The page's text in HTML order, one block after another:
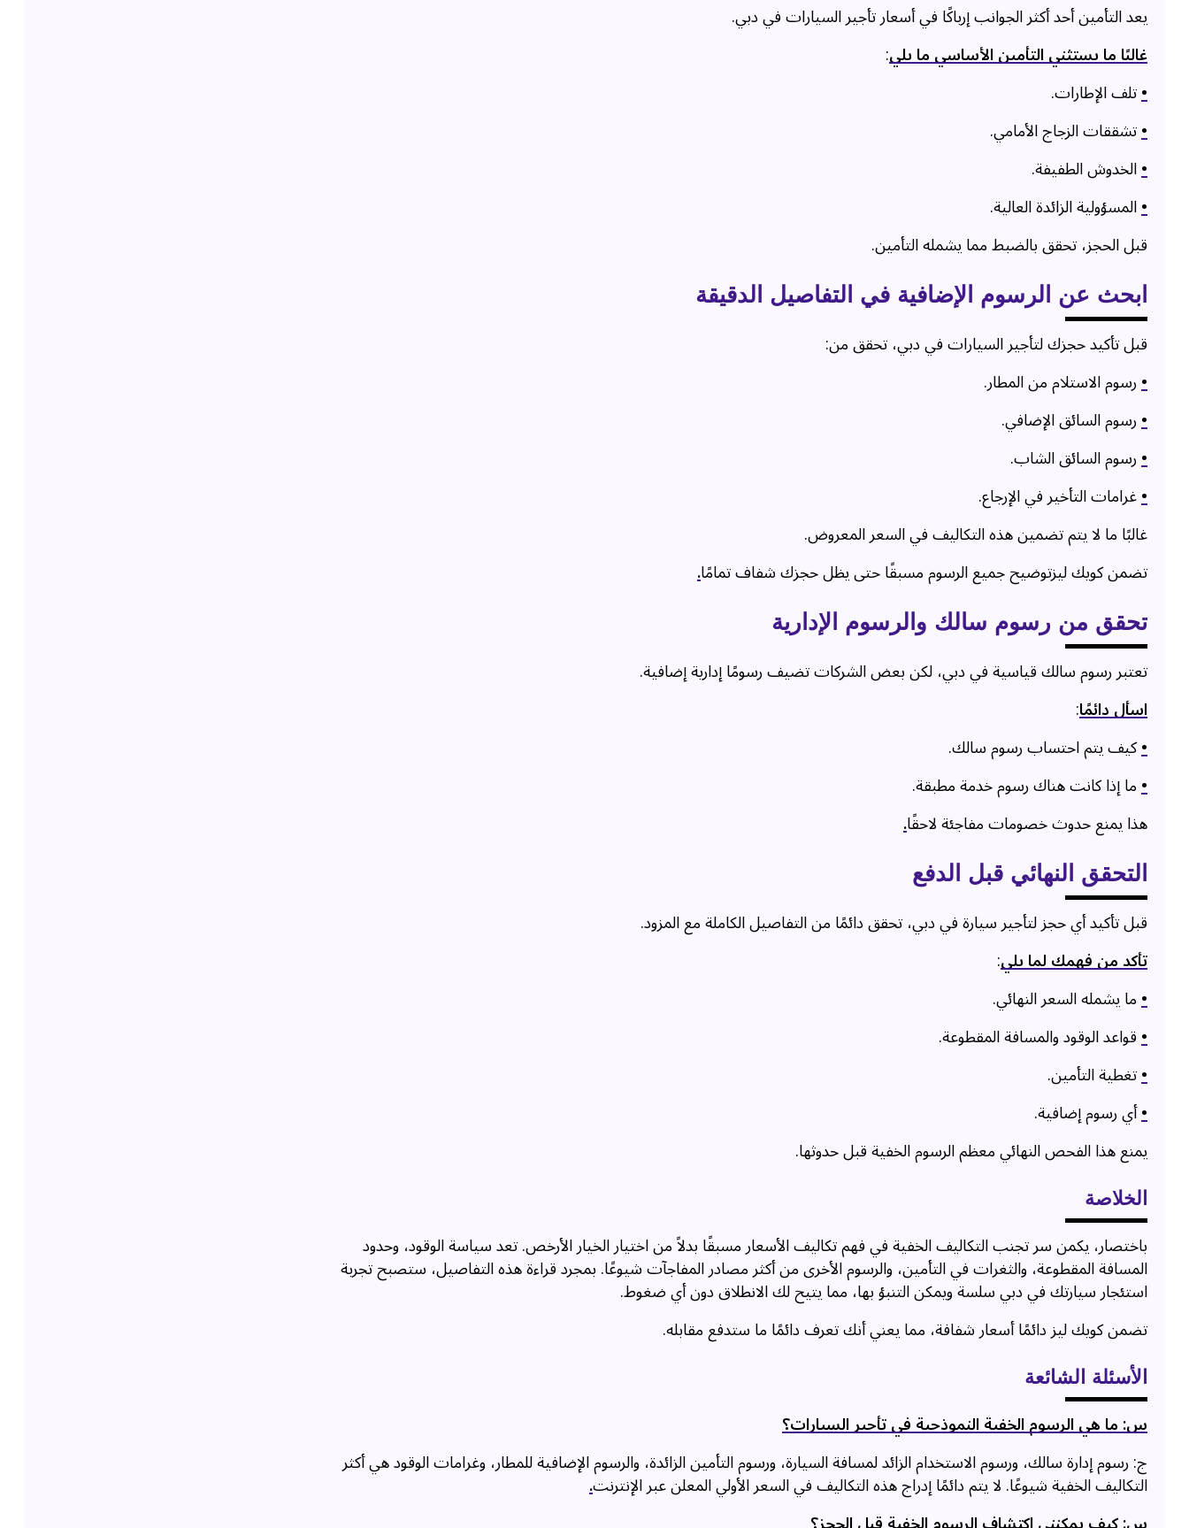
يعد التأمين أحد أكثر الجوانب إرباكًا في أسعار تأجير السيارات في دبي.
غالبًا ما يستثني التأمين الأساسي ما يلي:
•تلف الإطارات.
•تشققات الزجاج الأمامي.
•الخدوش الطفيفة.
•المسؤولية الزائدة العالية.
قبل الحجز، تحقق بالضبط مما يشمله التأمين.
ابحث عن الرسوم الإضافية في التفاصيل الدقيقة
قبل تأكيد حجزك لتأجير السيارات في دبي، تحقق من:
•رسوم الاستلام من المطار.
•رسوم السائق الإضافي.
•رسوم السائق الشاب.
•غرامات التأخير في الإرجاع.
غالبًا ما لا يتم تضمين هذه التكاليف في السعر المعروض.
تضمن كويك ليزتوضيح جميع الرسوم مسبقًا حتى يظل حجزك شفاف تمامًا.
تحقق من رسوم سالك والرسوم الإدارية
تعتبر رسوم سالك قياسية في دبي، لكن بعض الشركات تضيف رسومًا إدارية إضافية.
اسأل دائمًا:
•كيف يتم احتساب رسوم سالك.
•ما إذا كانت هناك رسوم خدمة مطبقة.
هذا يمنع حدوث خصومات مفاجئة لاحقًا.
التحقق النهائي قبل الدفع
قبل تأكيد أي حجز لتأجير سيارة في دبي، تحقق دائمًا من التفاصيل الكاملة مع المزود.
تأكد من فهمك لما يلي:
•ما يشمله السعر النهائي.
•قواعد الوقود والمسافة المقطوعة.
•تغطية التأمين.
•أي رسوم إضافية.
يمنع هذا الفحص النهائي معظم الرسوم الخفية قبل حدوثها.
الخلاصة
باختصار، يكمن سر تجنب التكاليف الخفية في فهم تكاليف الأسعار مسبقًا بدلاً من اختيار الخيار الأرخص. تعد سياسة الوقود، وحدود
المسافة المقطوعة، والثغرات في التأمين، والرسوم الأخرى من أكثر مصادر المفاجآت شيوعًا. بمجرد قراءة هذه التفاصيل، ستصبح تجربة
استئجار سيارتك في دبي سلسة ويمكن التنبؤ بها، مما يتيح لك الانطلاق دون أي ضغوط.
تضمن كويك ليز دائمًا أسعار شفافة، مما يعني أنك تعرف دائمًا ما ستدفع مقابله.
الأسئلة الشائعة
س: ما هي الرسوم الخفية النموذجية في تأجير السيارات؟
ج: رسوم إدارة سالك، ورسوم الاستخدام الزائد لمسافة السيارة، ورسوم التأمين الزائدة، والرسوم الإضافية للمطار، وغرامات الوقود هي أكثر
التكاليف الخفية شيوعًا. لا يتم دائمًا إدراج هذه التكاليف في السعر الأولي المعلن عبر الإنترنت.